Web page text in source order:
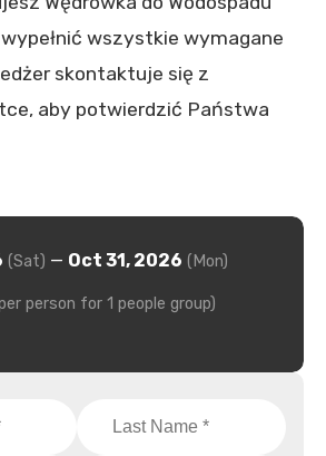
wszystkie wymagane
skontaktuje się z
aby potwierdzić Państwa
(Sat) — Oct 31, 2026 (Mon)
person for 1 people group)